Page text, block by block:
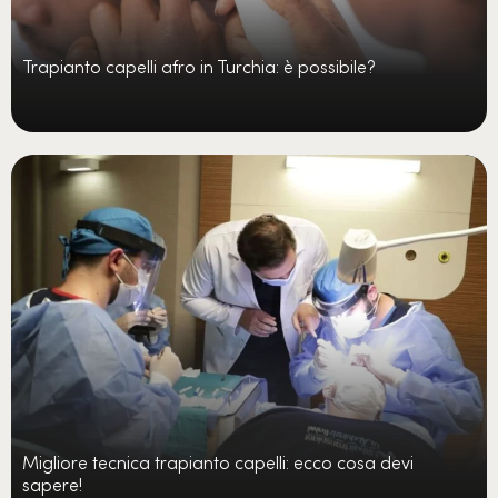
Trapianto capelli afro in Turchia: è possibile?
Migliore tecnica trapianto capelli: ecco cosa devi
sapere!